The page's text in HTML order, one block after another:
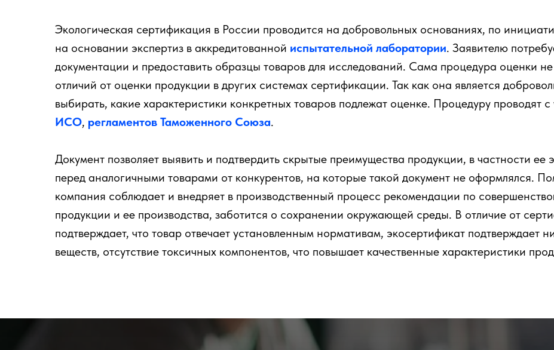
Экологическая сертификация в России проводится на добровольных основаниях, по
на основании экспертиз в аккредитованной испытательной лаборатории. Заявителю
документации и предоставить образцы товаров для исследований. Сама процедура оценки
отличий от оценки продукции в других си стемах сертификации. Так как она является
выбирать, какие характеристики конкретных товаров подлежат оценке. Процедуру проводят
ИСО, регламентов Таможенного Союза.
Документ позволяет выявить и подтвердить скрытые преимущества продукции, в частности
перед аналогичными товарами от конкурентов, на которые такой документ не оформлялся.
компания соблюдает и внедряет в производственный процесс рекомендации по
продукции и ее производства, заботится о сохранении окружающей среды. В отличие от
подтверждает, что товар отвечает установленным нормативам, экосертификат подтверждает
веществ, отсутствие токсичных компонентов, что повышает качественные характеристики